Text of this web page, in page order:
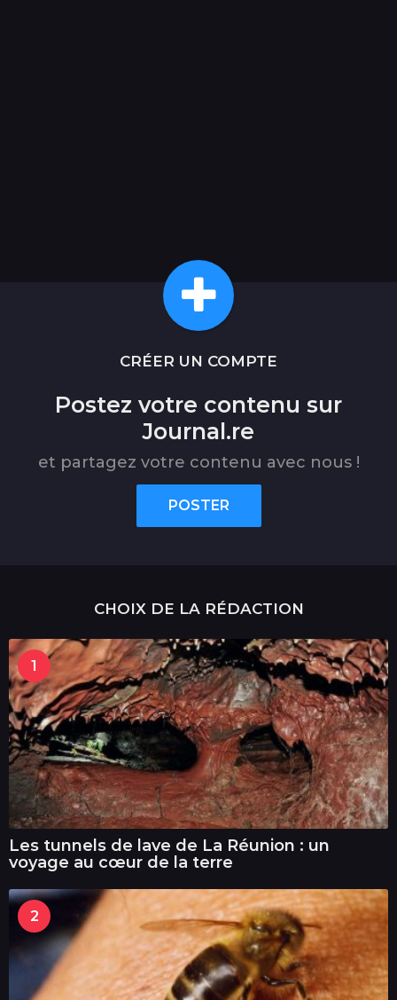
CRÉER UN COMPTE
Postez votre contenu sur
Journal.re
et partagez votre contenu avec nous !
POSTER
CHOIX DE LA RÉDACTION
1
Les tunnels de lave de La Réunion : un
voyage au cœur de la terre
2